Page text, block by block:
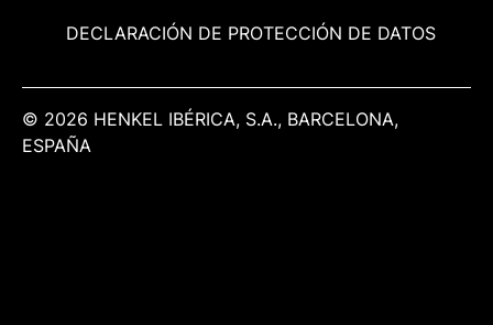
DECLARACIÓN DE PROTECCIÓN DE DATOS
© 2026 HENKEL IBÉRICA, S.A., BARCELONA,
ESPAÑA